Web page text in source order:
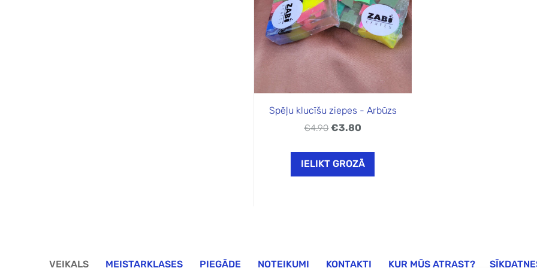
Spēļu klucīšu ziepes - Arbūzs
€4.90 €3.80
IELIKT GROZĀ
VEIKALS MEISTARKLASES PIEGĀDE NOTEIKUMI KONTAKTI KUR MŪS ATRAST?